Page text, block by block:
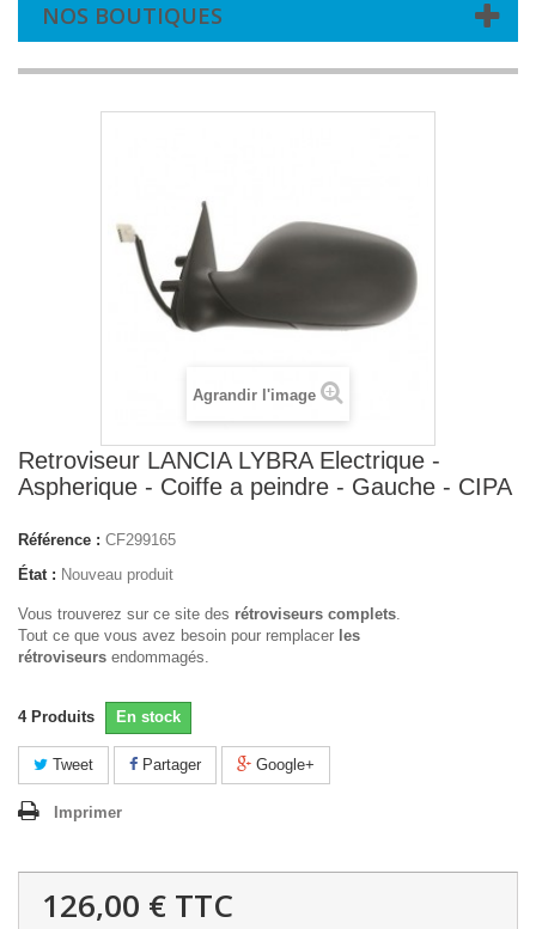
NOS BOUTIQUES
Agrandir l'image
Retroviseur LANCIA LYBRA Electrique -
Aspherique - Coiffe a peindre - Gauche - CIPA
Référence : CF299165
État : Nouveau produit
Vous trouverez sur ce site des rétroviseurs complets.
Tout ce que vous avez besoin pour remplacer les
rétroviseurs endommagés.
4 Produits En stock
Tweet Partager Google+
Imprimer
126,00 € TTC